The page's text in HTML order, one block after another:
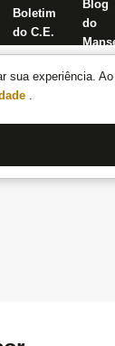
sua experiência.
.
Boletim
do C.E.
Blog
do